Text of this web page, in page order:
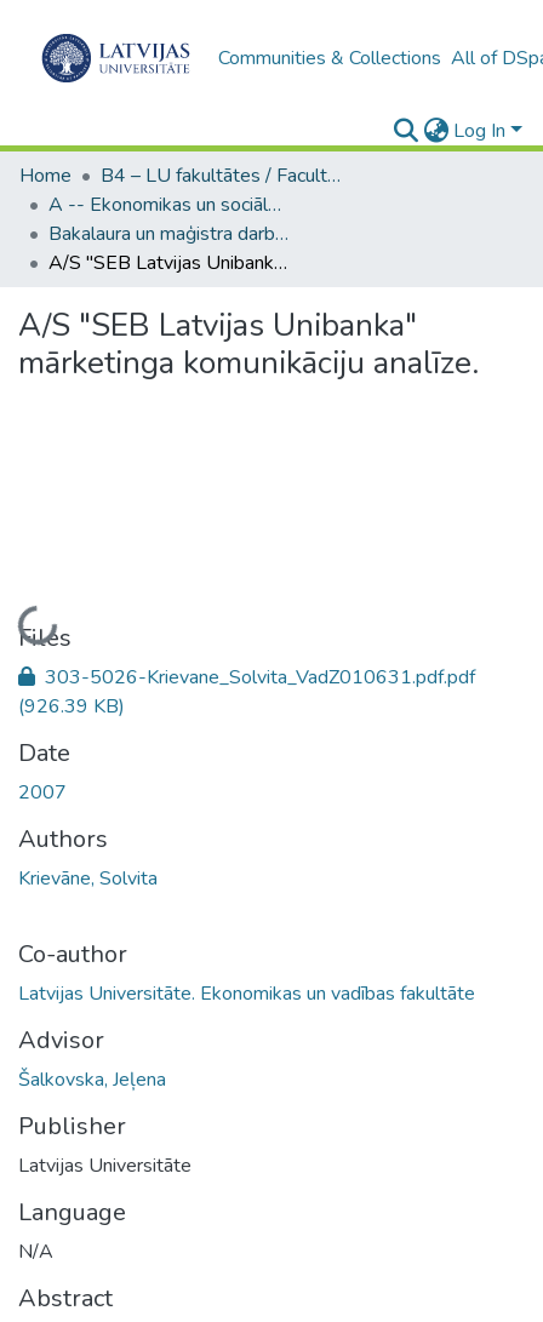
Communities & Collections All of
Log In
Home
B4 – LU fakultātes / Faculties of the UL
A -- Ekonomikas un sociālo zinātņu fakultāte / Faculty of Economics and Social Sciences
Bakalaura un maģistra darbi (ESZF) / Bachelor's and Master's theses
A/S "SEB Latvijas Unibanka" mārketinga komunikāciju analīze.
A/S "SEB Latvijas Unibanka"
mārketinga komunikāciju analīze.
Loading...
Files
303-5026-Krievane_Solvita_VadZ010631.pdf.pdf
(926.39 KB)
Date
2007
Authors
Krievāne, Solvita
Co-author
Latvijas Universitāte. Ekonomikas un vadības fakultāte
Advisor
Šalkovska, Jeļena
Publisher
Latvijas Universitāte
Language
N/A
Abstract